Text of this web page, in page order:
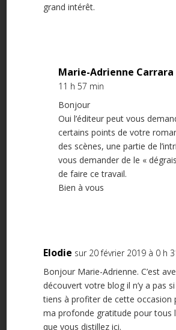
grand intérêt.
Marie-Adrienne Carrara
11 h 57 min
Bonjour
Oui l’éditeur peut vous
certains points de votre
des scènes, une partie de
vous demander de le «
de faire ce travail.
Bien à vous
Elodie sur 20 février 2019 à 0 h
Bonjour Marie-Adrienne. C’est
découvert votre blog il n’y a pas
tiens à profiter de cette occasion
ma profonde gratitude pour tous
que vous distillez ici.